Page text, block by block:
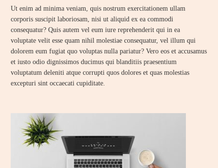
Ut enim ad minima veniam, quis nostrum exercitationem ullam
corporis suscipit laboriosam, nisi ut aliquid ex ea commodi
consequatur? Quis autem vel eum iure reprehenderit qui in ea
voluptate velit esse quam nihil molestiae consequatur, vel illum qui
dolorem eum fugiat quo voluptas nulla pariatur? Vero eos et accusamus
et iusto odio dignissimos ducimus qui blanditiis praesentium
voluptatum deleniti atque corrupti quos dolores et quas molestias
excepturi sint occaecati cupiditate.